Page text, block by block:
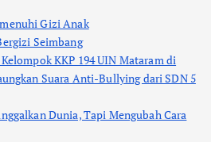
Gizi Anak
Seimbang
KKP 194 UIN Mataram di
Suara Anti-Bullying dari SDN 5
Dunia, Tapi Mengubah Cara